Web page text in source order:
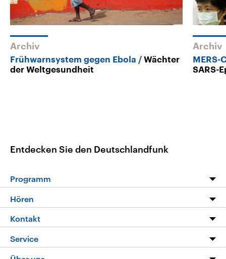
Archiv
Frühwarnsystem gegen Ebola
Wächter
der Weltgesundheit
Archiv
MERS-
SARS-
Entdecken Sie den Deutschlandfunk
Programm
Die Nachrichten
Nachrichtenleicht
Hören
Livestream
Podcasts
Kontakt
Hörerservice
Service
FAQ